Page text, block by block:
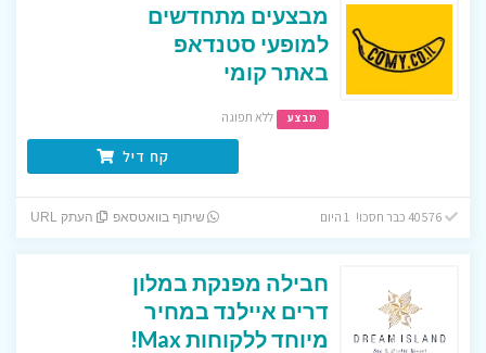
מבצעים מתחדשים
למופעי סטנדאפ
באתר קומי
מבצע ללא תפוגה
קח דיל
40576 כבר חסכו! 1 היום שיתוף בוואטסאפ העתק URL
חבילה מפנקת במלון
דרים איילנד במחיר
מיוחד ללקוחות Max!